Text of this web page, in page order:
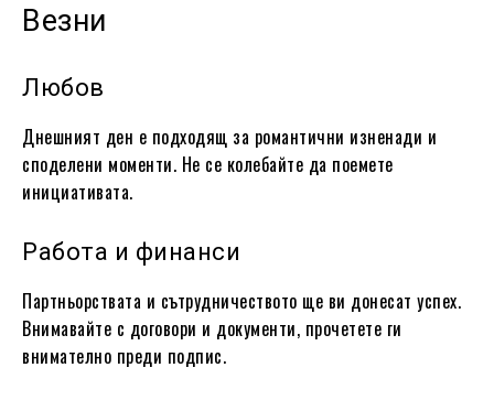
Везни
Любов
Днешният ден е подходящ за романтични изненади и
споделени моменти. Не се колебайте да поемете
инициативата.
Работа и финанси
Партньорствата и сътрудничеството ще ви донесат успех.
Внимавайте с договори и документи, прочетете ги
внимателно преди подпис.